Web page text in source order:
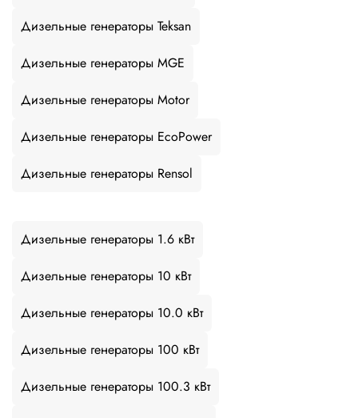
Дизельные генераторы Teksan
Дизельные генераторы MGE
Дизельные генераторы Motor
Дизельные генераторы EcoPower
Дизельные генераторы Rensol
Дизельные генераторы 1.6 кВт
Дизельные генераторы 10 кВт
Дизельные генераторы 10.0 кВт
Дизельные генераторы 100 кВт
Дизельные генераторы 100.3 кВт